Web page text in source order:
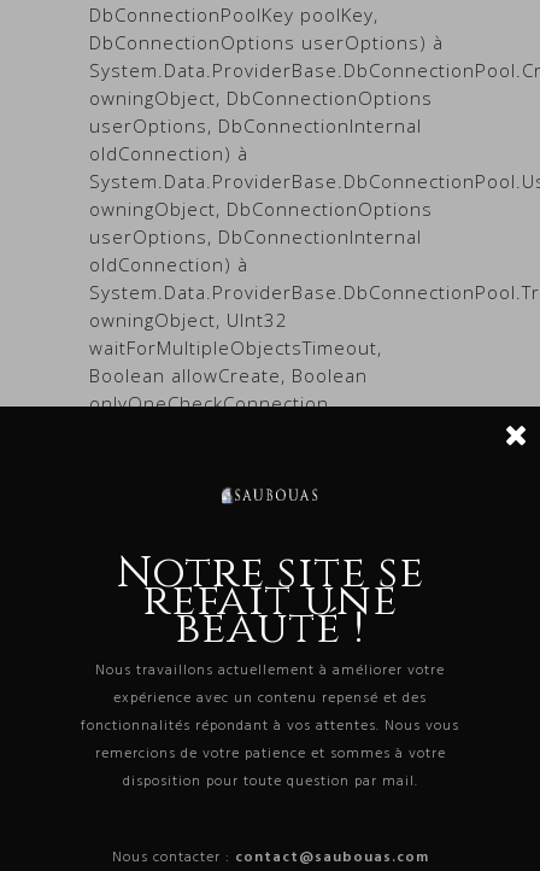
DbConnectionPoolKey poolKey,
DbConnectionOptions userOptions) à
owningObject, DbConnectionOptions
userOptions, DbConnectionInternal
oldConnection) à
owningObject, DbConnectionOptions
userOptions, DbConnectionInternal
oldConnection) à
owningObject, UInt32
waitForMultipleObjectsTimeout,
Boolean allowCreate, Boolean
onlyOneCheckConnection,
DbConnectionOptions userOptions,
DbConnectionInternal& connection) à
TaskCompletionSource`1 retry,
DbConnectionOptions userOptions,
DbConnectionInternal oldConnection,
DbConnectionInternal& connection) à
DbConnectionFactory
Notre site se
refait une
beauté !
Nous travaillons actuellement à améliorer votre
expérience avec un contenu repensé et des
fonctionnalités répondant à vos attentes. Nous vous
remercions de votre patience et sommes à votre
disposition pour toute question par mail.
Nous contacter : contact@saubouas.com